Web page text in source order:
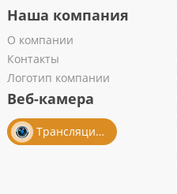
Наша компания
О компании
Контакты
Логотип компании
Веб-камера
Трансляция из салона